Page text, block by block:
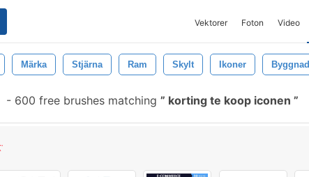
Vektorer Foton Video
Märka Stjärna Ram Skylt Ikoner Byggnad
- 600 free brushes matching korting te koop iconen